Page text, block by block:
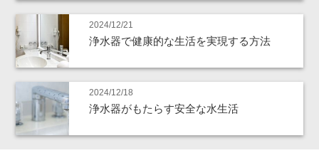
2024/12/21
浄水器で健康的な生活を実現する方法
2024/12/18
浄水器がもたらす安全な水生活